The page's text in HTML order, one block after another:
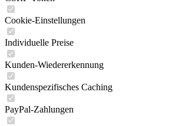
Cookie-Einstellungen
Individuelle Preise
Kunden-Wiedererkennung
Kundenspezifisches Caching
PayPal-Zahlungen